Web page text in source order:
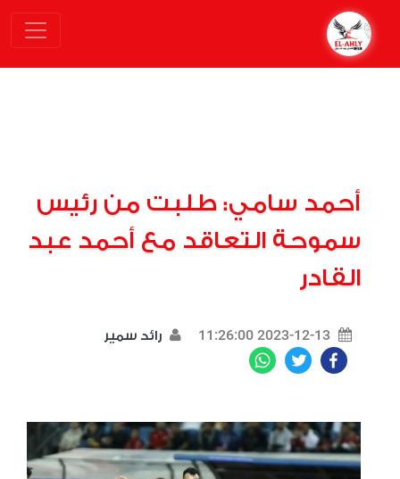
أحمد سامي: طلبت من رئيس
سموحة التعاقد مع أحمد عبد
القادر
2023-12-13 11:26:00 رائد سمير
Facebook
Twitter